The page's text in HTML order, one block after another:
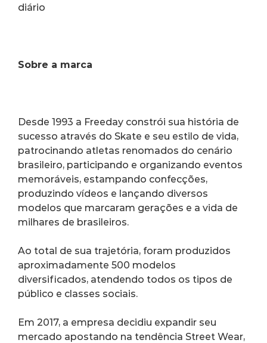
diário
Sobre a marca
Desde 1993 a Freeday constrói sua história de
sucesso através do Skate e seu estilo de vida,
patrocinando atletas renomados do cenário
brasileiro, participando e organizando eventos
memoráveis, estampando confecções,
produzindo vídeos e lançando diversos
modelos que marcaram gerações e a vida de
milhares de brasileiros.
Ao total de sua trajetória, foram produzidos
aproximadamente 500 modelos
diversificados, atendendo todos os tipos de
público e classes sociais.
Em 2017, a empresa decidiu expandir seu
mercado apostando na tendência Street Wear,